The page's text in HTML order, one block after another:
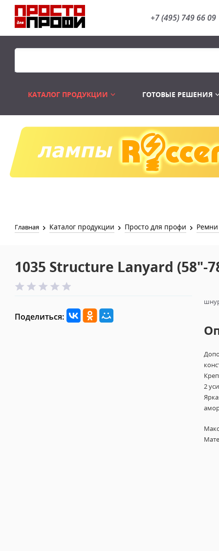
+7 (495) 749 66 09
КАТАЛОГ ПРОДУКЦИИ
Распродажа Лампы
ГОТОВЫЕ РЕШЕНИЯ
Главная Каталог продукции Просто для профи Ремни
1035 Structure Lanyard (58"-
Поделиться:
2